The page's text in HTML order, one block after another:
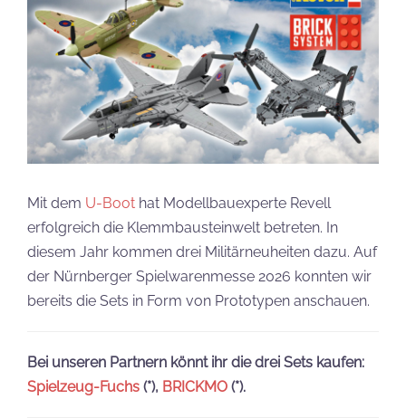
Mit dem U-Boot hat Modellbauexperte Revell
erfolgreich die Klemmbausteinwelt betreten. In
diesem Jahr kommen drei Militärneuheiten dazu. Auf
der Nürnberger Spielwarenmesse 2026 konnten wir
bereits die Sets in Form von Prototypen anschauen.
Bei unseren Partnern könnt ihr die drei Sets kaufen:
Spielzeug-Fuchs (*), BRICKMO (*).